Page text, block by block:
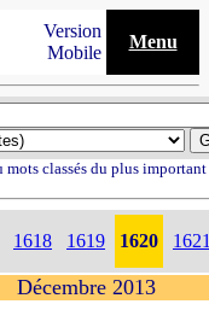
Version
Mobile
Menu
mots classés du plus
1618 1619 1620
Décembre 2013